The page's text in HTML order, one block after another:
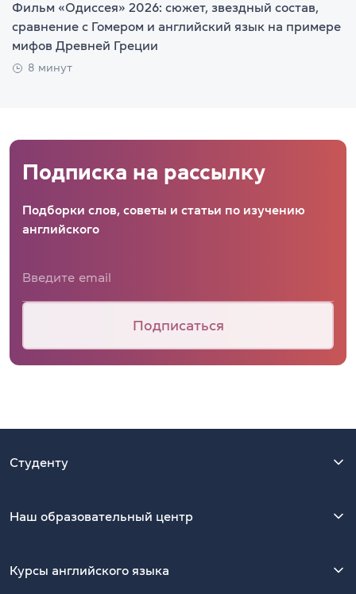
Фильм «Одиссея» 2026: сюжет, звездный состав,
сравнение с Гомером и английский язык на примере
мифов Древней Греции
8 минут
Подписка на рассылку
Подборки слов, советы и статьи по изучению
английского
Подписаться
Студенту
Наш образовательный центр
Курсы английского языка